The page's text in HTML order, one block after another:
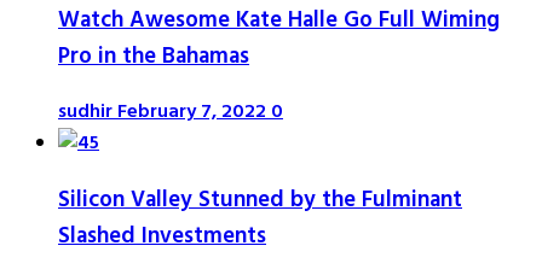
Watch Awesome Kate Halle Go Full Wiming
Pro in the Bahamas
sudhirFebruary 7, 20220
Silicon Valley Stunned by the Fulminant
Slashed Investments